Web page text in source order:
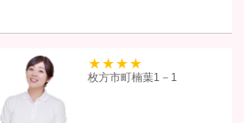
第三者への開示または提供を求められた
39
枚方市町楠葉1－1